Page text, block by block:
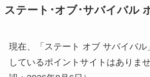
ステート･オブ･サバイバル
現在、「ステート オブ サバイバル
しているポイントサイトはありま